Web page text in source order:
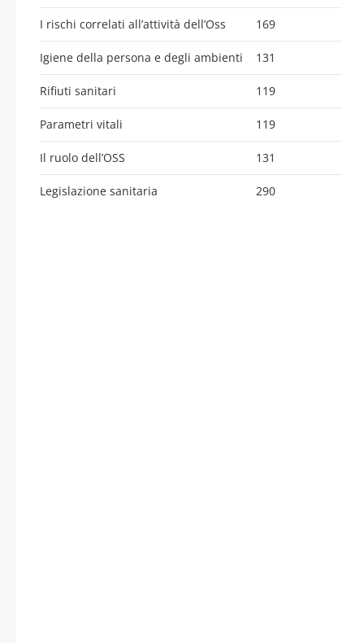
I rischi correlati all’attività dell’Oss 169
Igiene della persona e degli ambienti 131
Rifiuti sanitari 119
Parametri vitali 119
Il ruolo dell’OSS 131
Legislazione sanitaria 290